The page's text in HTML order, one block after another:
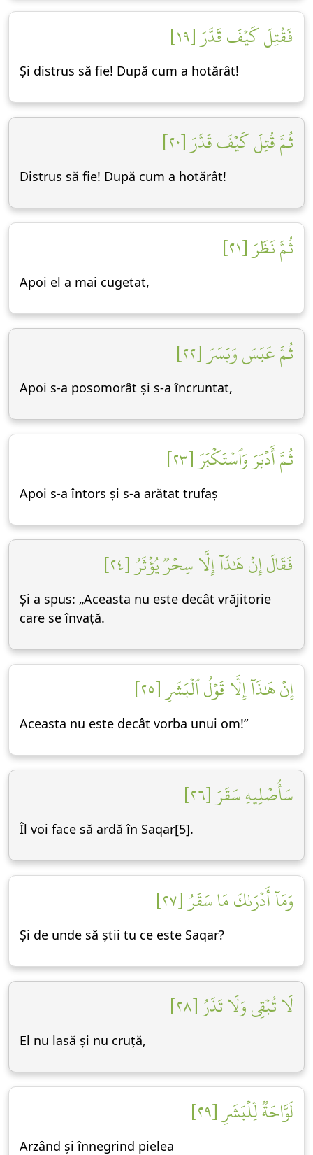
فَقُتِلَ كَيۡفَ قَدَّرَ [١٩]
Și distrus să fie! După cum a hotărât!
ثُمَّ قُتِلَ كَيۡفَ قَدَّرَ [٢٠]
Distrus să fie! După cum a hotărât!
ثُمَّ نَظَرَ [٢١]
Apoi el a mai cugetat,
ثُمَّ عَبَسَ وَبَسَرَ [٢٢]
Apoi s-a posomorât și s-a încruntat,
ثُمَّ أَدۡبَرَ وَٱسۡتَكۡبَرَ [٢٣]
Apoi s-a întors și s-a arătat trufaș
فَقَالَ إِنۡ هَٰذَآ إِلَّا سِحۡرٞ يُؤۡثَرُ [٢٤]
Și a spus: „Aceasta nu este decât vrăjitorie
care se învață.
إِنۡ هَٰذَآ إِلَّا قَوۡلُ ٱلۡبَشَرِ [٢٥]
Aceasta nu este decât vorba unui om!”
سَأُصۡلِيهِ سَقَرَ [٢٦]
Îl voi face să ardă în Saqar[5].
وَمَآ أَدۡرَىٰكَ مَا سَقَرُ [٢٧]
Și de unde să știi tu ce este Saqar?
لَا تُبۡقِي وَلَا تَذَرُ [٢٨]
El nu lasă și nu cruță,
لَوَّاحَةٞ لِّلۡبَشَرِ [٢٩]
Arzând și înnegrind pielea